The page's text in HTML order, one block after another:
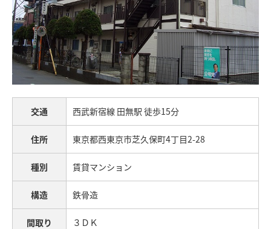
交通 西武新宿線 田無駅 徒歩15分
住所 東京都西東京市芝久保町4丁目2-28
種別 賃貸マンション
構造 鉄骨造
間取り ３ＤＫ